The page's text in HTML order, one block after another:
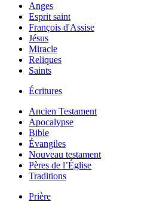
Anges
Esprit saint
François d'Assise
Jésus
Miracle
Reliques
Saints
Écritures
Ancien Testament
Apocalypse
Bible
Évangiles
Nouveau testament
Pères de l’Église
Traditions
Prière